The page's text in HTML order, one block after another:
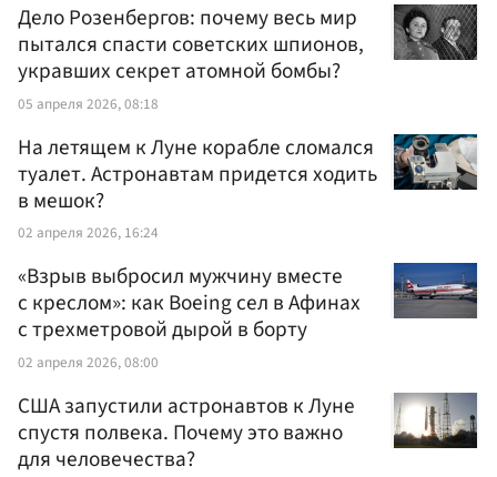
Дело Розенбергов: почему весь мир
пытался спасти советских шпионов,
укравших секрет атомной бомбы?
05 апреля 2026, 08:18
На летящем к Луне корабле сломался
туалет. Астронавтам придется ходить
в мешок?
02 апреля 2026, 16:24
«Взрыв выбросил мужчину вместе
с креслом»: как Boeing сел в Афинах
с трехметровой дырой в борту
02 апреля 2026, 08:00
США запустили астронавтов к Луне
спустя полвека. Почему это важно
для человечества?